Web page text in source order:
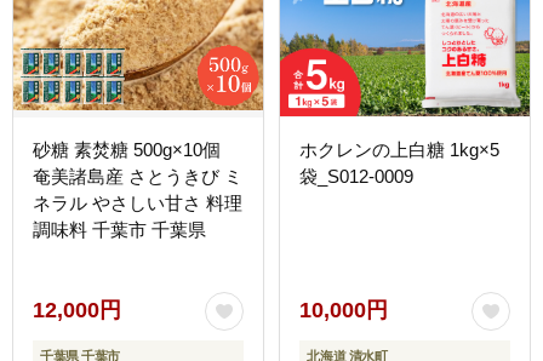
砂糖 素焚糖 500g×10個
奄美諸島産 さとうきび ミ
ネラル やさしい甘さ 料理
調味料 千葉市 千葉県
12,000円
千葉県 千葉市
ホクレンの上白糖 1kg×5
袋_S012-0009
10,000円
北海道 清水町